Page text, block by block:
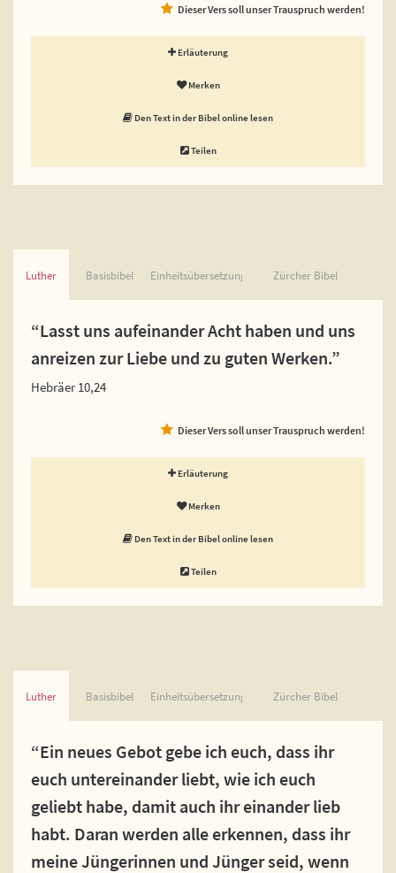
Dieser Vers soll unser Trauspruch werden!
Erläuterung
Merken
Den Text in der Bibel online lesen
Teilen
Luther Basisbibel Einheitsübersetzung Zürcher Bibel
“Lasst uns aufeinander Acht haben und uns
anreizen zur Liebe und zu guten Werken.”
Hebräer 10,24
Dieser Vers soll unser Trauspruch werden!
Erläuterung
Merken
Den Text in der Bibel online lesen
Teilen
Luther Basisbibel Einheitsübersetzung Zürcher Bibel
“Ein neues Gebot gebe ich euch, dass ihr
euch untereinander liebt, wie ich euch
geliebt habe, damit auch ihr einander lieb
habt. Daran werden alle erkennen, dass ihr
meine Jüngerinnen und Jünger seid, wenn